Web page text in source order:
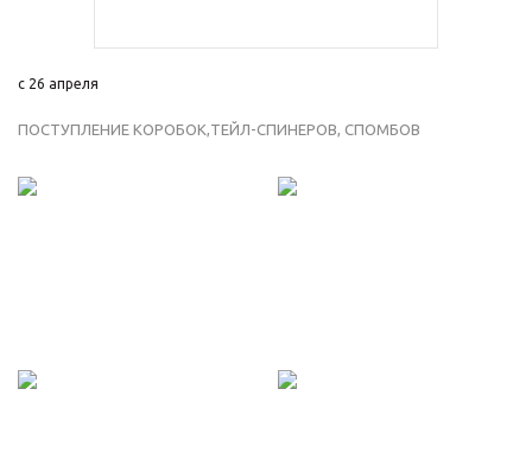
с 26 апреля
ПОСТУПЛЕНИЕ КОРОБОК,ТЕЙЛ-СПИНЕРОВ, СПОМБОВ